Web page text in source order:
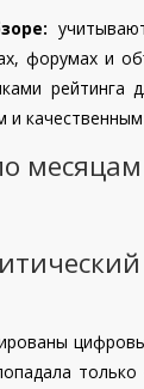
форумах и
рейтинга
и